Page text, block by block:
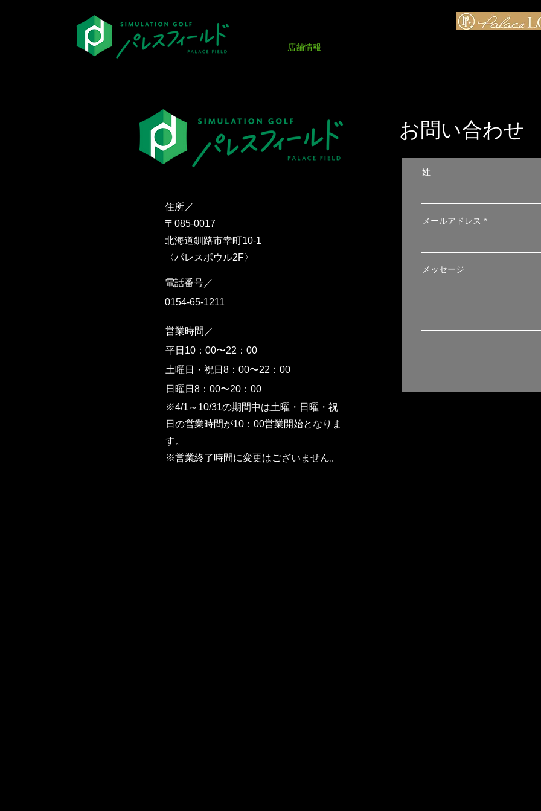
店舗情報
住所／
〒085-0017
北海道釧路市幸町10-1
​〈パレスボウル2F〉
電話番号／
0154-65-1211
営業時間／
平日10：00〜22：00
土曜日・祝日8：00〜22：00
日曜日8：00〜20：00
※4/1～10/31の期間中は土曜・日曜・祝
日の営業時間が10：00営業開始となりま
す。
※営業終了時間に変更はございません。
お問い合わせ
姓
メールアドレス
メッセージ